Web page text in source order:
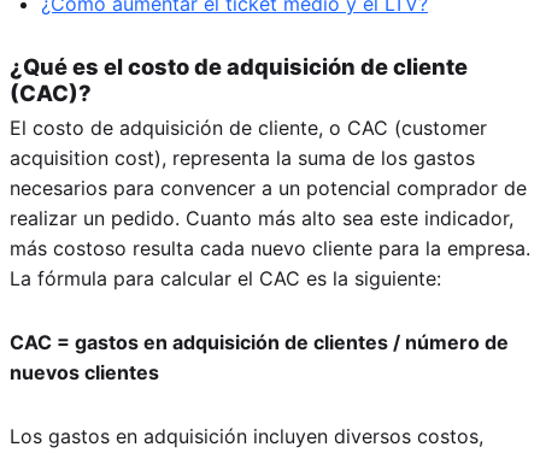
¿Qué es el costo de adquisición de cliente
(CAC)?
El costo de adquisición de cliente, o CAC (customer
acquisition cost), representa la suma de los gastos
necesarios para convencer a un potencial comprador de
realizar un pedido. Cuanto más alto sea este indicador,
más costoso resulta cada nuevo cliente para la empresa.
La fórmula para calcular el CAC es la siguiente:
CAC = gastos en adquisición de clientes / número de
nuevos clientes
Los gastos en adquisición incluyen diversos costos,